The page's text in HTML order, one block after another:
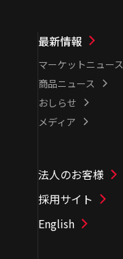
最新情報
マーケットニュース
商品ニュース
おしらせ
メディア
法人のお客様
採用サイト
English